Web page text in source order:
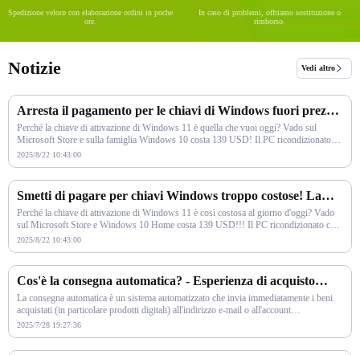
Spedizione veloce con elaborazione ordini in poche
ore.
In caso di problemi, offriamo sostituzione o
rimborso.
Notizie Vedi altro
Arresta il pagamento per le chiavi di Windows fuori prezzo!
La guida definitiva per ottenere le chiavi autentiche di
Windows e il buon mercato nel 2025.
Perché la chiave di attivazione di Windows 11 è quella che vuoi oggi? Vado sul
Microsoft Store e sulla famiglia Windows 10 costa 139 USD! Il PC ricondizionato
che ho acquistato su eBay non c
2025/8/22 10:43:00
Smetti di pagare per chiavi Windows troppo costose! La
guida definitiva per ottenere chiavi Windows economiche e
originali nel 2025
Perché la chiave di attivazione di Windows 11 è così costosa al giorno d'oggi? Vado
sul Microsoft Store e Windows 10 Home costa 139 USD!!! Il PC ricondizionato che
ho acquistato su eBay cost
2025/8/22 10:43:00
Cos'è la consegna automatica? - Esperienza di acquisto
rapida, efficiente e immediata
La consegna automatica è un sistema automatizzato che invia immediatamente i beni
acquistati (in particolare prodotti digitali) all'indirizzo e-mail o all'account
dell'acquirente s
2025/7/28 19:27:36